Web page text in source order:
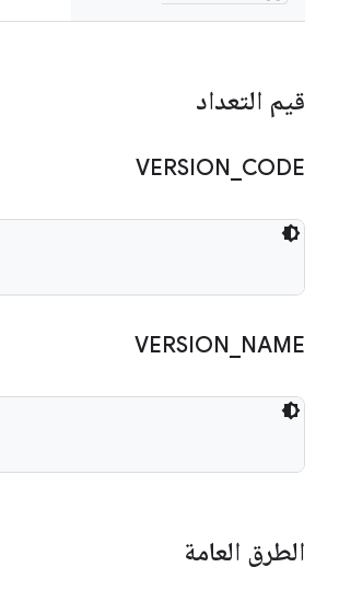
قيم التعداد
VERSION CODE
VERSION NAME
الطرق العامة